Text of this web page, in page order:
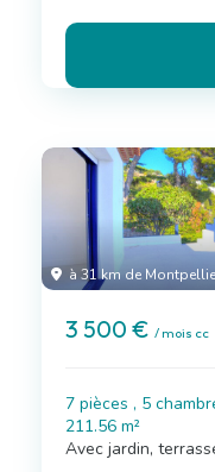
à 31 km de
3 500 € / mois cc
7 pièces , 5
211.56 m²
Avec jardin,